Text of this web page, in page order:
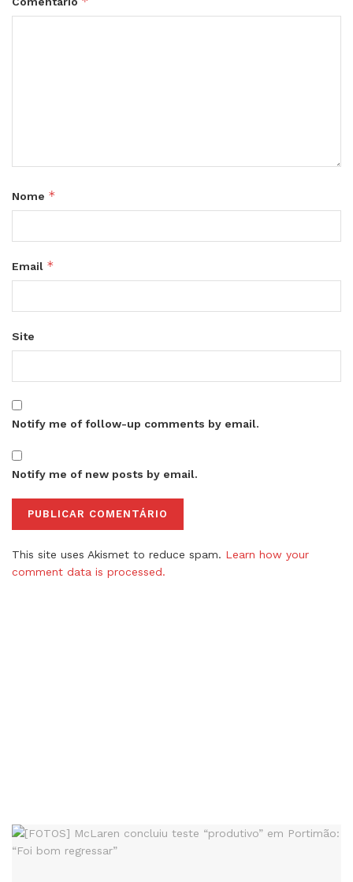
Nome *
Email *
Site
Notify me of follow-up comments by email.
Notify me of new posts by email.
This site uses Akismet to reduce spam. Learn how your
comment data is processed.